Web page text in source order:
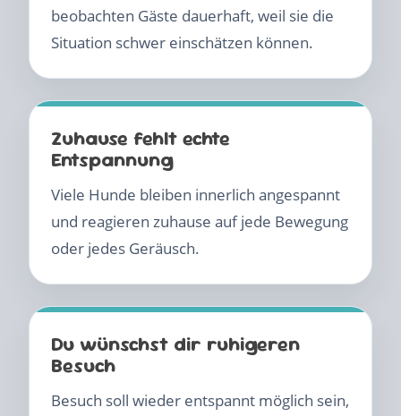
beobachten Gäste dauerhaft, weil sie die
Situation schwer einschätzen können.
Zuhause fehlt echte
Entspannung
Viele Hunde bleiben innerlich angespannt
und reagieren zuhause auf jede Bewegung
oder jedes Geräusch.
Du wünschst dir ruhigeren
Besuch
Besuch soll wieder entspannt möglich sein,